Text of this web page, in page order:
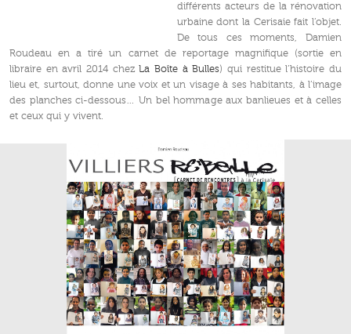
différents acteurs de la rénovation
urbaine dont la Cerisaie fait l’objet.
De tous ces moments, Damien
Roudeau en a tiré un carnet de reportage magnifique (sortie en
libraire en avril 2014 chezLa Boîte à Bulles) qui restitue l’histoire du
lieu et, surtout, donne une voix et un visage à ses habitants, à l’image
des planches ci-dessous… Un bel hommage aux banlieues et à celles
et ceux qui y vivent.